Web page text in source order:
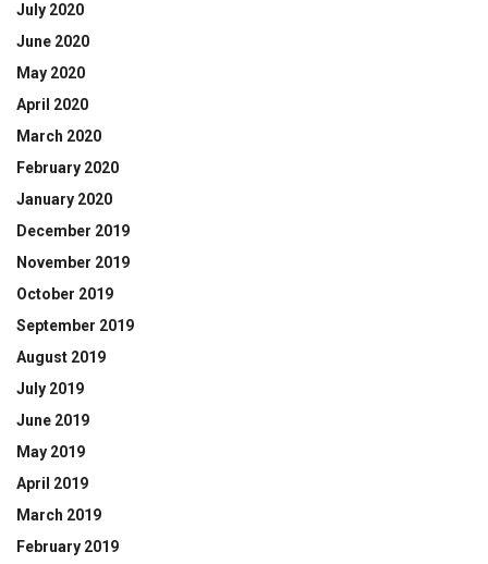
July 2020
June 2020
May 2020
April 2020
March 2020
February 2020
January 2020
December 2019
November 2019
October 2019
September 2019
August 2019
July 2019
June 2019
May 2019
April 2019
March 2019
February 2019